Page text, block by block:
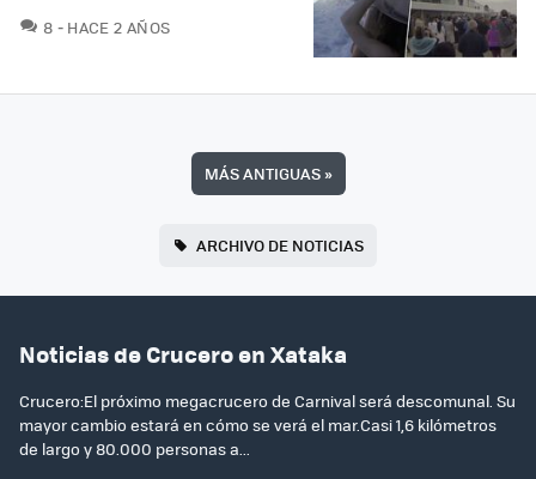
8 COMENTARIOS
HACE 2 AÑOS
MÁS ANTIGUAS»
ARCHIVO DE NOTICIAS
Noticias de Crucero en Xataka
Crucero:El próximo megacrucero de Carnival será descomunal. Su
mayor cambio estará en cómo se verá el mar.Casi 1,6 kilómetros
de largo y 80.000 personas a...